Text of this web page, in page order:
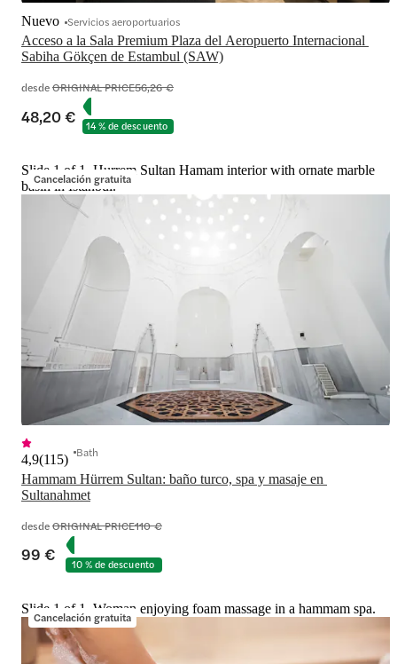
Acceso a la Sala Premium Plaza del Aeropuerto Internacional
Sabiha Gökçen de Estambul (SAW)
Nuevo Servicios aeroportuarios
desdeORIGINAL PRICE56,26 €
48,20 € 14 % de descuento
Cancelación gratuita
Slide 1 of 1, Hurrem Sultan Hamam interior with ornate marble
basin in Istanbul.
Hammam Hürrem Sultan: baño turco, spa y masaje en
Sultanahmet
4,9(115) Bath
desdeORIGINAL PRICE110 €
99 € 10 % de descuento
Cancelación gratuita
Slide 1 of 1, Woman enjoying foam massage in a hammam spa.